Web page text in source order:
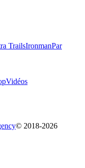
TrailsIronmanPar
Vidéos
© 2018-2026